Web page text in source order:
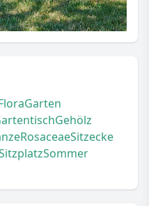
Garten
Gehölz
RosaceaeSitzecke
Sommer